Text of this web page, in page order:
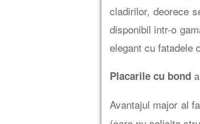
cladirilor, deorece
disponibil intr-o
elegant cu fatadele
Placarile cu bond
Avantajul major al